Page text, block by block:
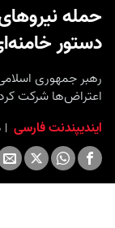
حمله
دستور
رهبر جمهوری
اعتراض‌ها شرکت
ایندیپندنت فارسی